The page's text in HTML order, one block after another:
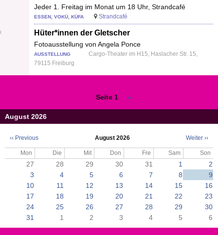
Jeder 1. Freitag im Monat um 18 Uhr, Strandcafé
ESSEN, VOKÜ, KÜFA Strandcafé
Hüter*innen der Gletscher
Fotoausstellung von Angela Ponce
AUSSTELLUNG
Cargo-Theater im H15, Haslacher Str. 15,
79115 Freiburg
Seite 1
Nächste
Seite
››
August 2026
Seitennummerierung
‹‹ Previous August 2026 Weiter ››
Mon Die Mit Don Fre Sam Son
27 28 29 30 31 1
2
3
4 5 6 7 8
9
10
11 12 13 14 15
16
17
18 19 20 21 22
23
24
25 26 27 28 29
30
31
1 2 3 4 5 6